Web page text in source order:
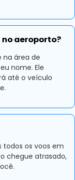
aeroporto?
na área de
nome. Ele
até o veículo
todos os voos em
chegue atrasado,